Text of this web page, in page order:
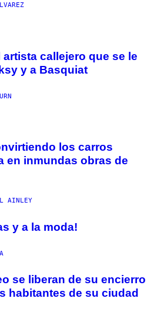
callejero que se le
y a Basquiat
los carros
en inmundas obras de
AINLEY
y a la moda!
se liberan de su encierro
habitantes de su ciudad